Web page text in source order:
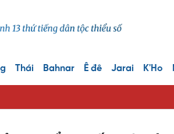
Thái Bahnar Ê đê Jarai K'Ho